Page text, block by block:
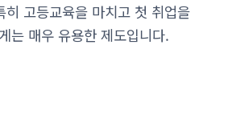
히 고등교육을 마치고 첫 취업을
는 매우 유용한 제도입니다.